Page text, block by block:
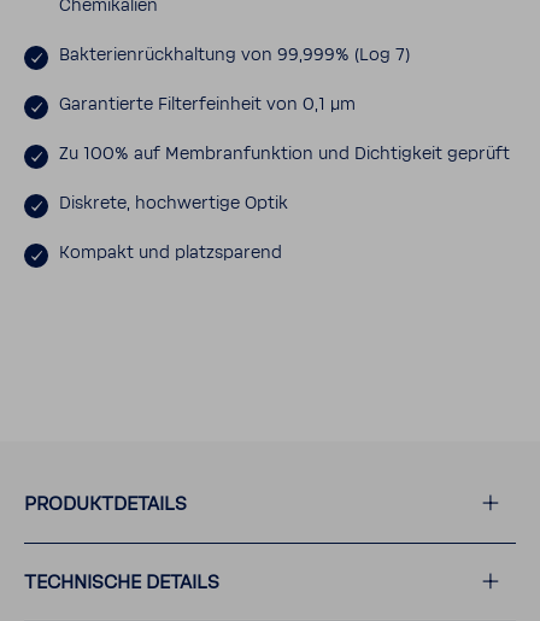
Chemi­ka­lien
Bakte­ri­en­rück­hal­tung von 99,999% (Log 7)
Garan­tierte Filter­f­ein­heit von 0,1 μm
Zu 100% auf Membran­funk­tion und Dich­tig­keit geprüft
Diskrete, hoch­wer­tige Optik
Kompakt und platz­spa­rend
PRODUKT­DE­TAILS
TECH­NI­SCHE DETAILS